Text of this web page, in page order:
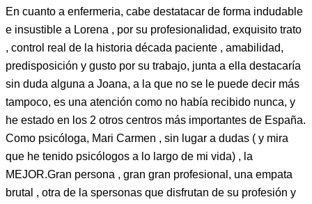
En cuanto a enfermeria, cabe destatacar de forma indudable
e insustible a Lorena , por su profesionalidad, exquisito trato
, control real de la historia década paciente , amabilidad,
predisposición y gusto por su trabajo, junta a ella destacaría
sin duda alguna a Joana, a la que no se le puede decir más
tampoco, es una atención como no había recibido nunca, y
he estado en los 2 otros centros más importantes de España.
Como psicóloga, Mari Carmen , sin lugar a dudas ( y mira
que he tenido psicólogos a lo largo de mi vida) , la
MEJOR.Gran persona , gran gran profesional, una empata
brutal , otra de la spersonas que disfrutan de su profesión y